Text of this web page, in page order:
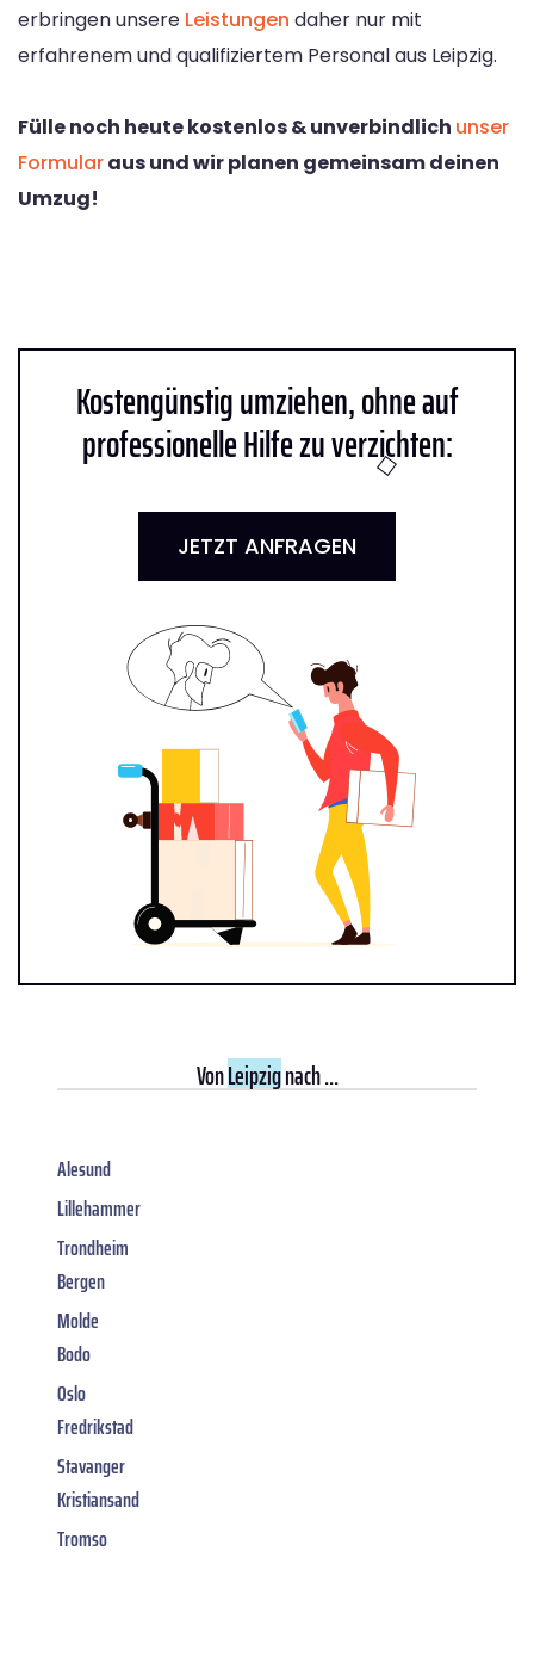
erbringen unsere Leistungen daher nur mit
erfahrenem und qualifiziertem Personal aus Leipzig.
Fülle noch heute kostenlos & unverbindlich unser
Formularaus und wir planen gemeinsam deinen
Umzug!
Kostengünstig umziehen, ohne auf
professionelle Hilfe zu verzichten:
JETZT ANFRAGEN
VonLeipzignach ...
Alesund
Lillehammer
Trondheim
Bergen
Molde
Bodo
Oslo
Fredrikstad
Stavanger
Kristiansand
Tromso